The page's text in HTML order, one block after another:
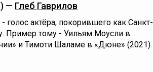
— Глеб Гаврилов
голос актёра, покорившего как Санкт-
Пример тому - Уильям Моусли в
и Тимоти Шаламе в «Дюне» (2021).